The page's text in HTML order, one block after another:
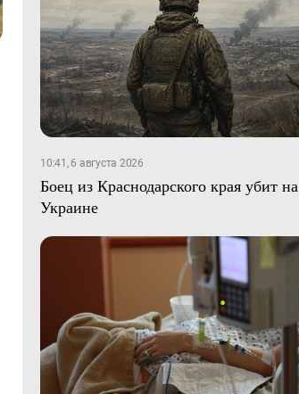
10:41, 6 августа 2026
Боец из Краснодарского края убит на
Украине